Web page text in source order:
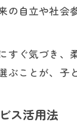
の自立や社
ぐ気づき
ことが、子
ス活用法